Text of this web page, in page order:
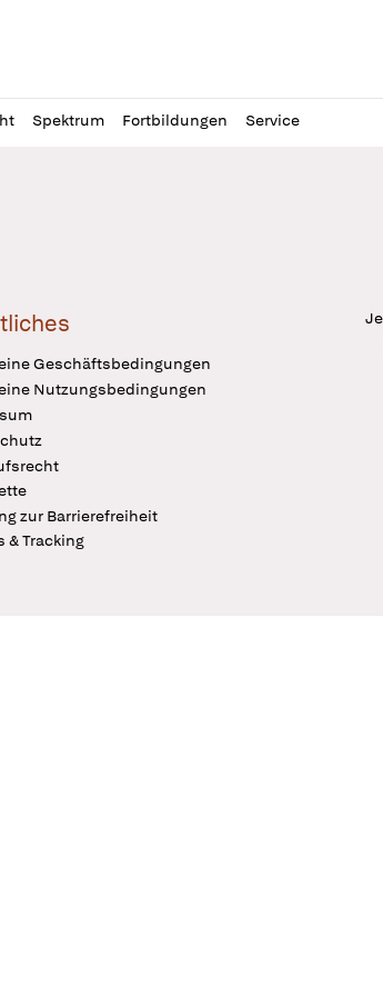
Spektrum Fortbildungen Service
Geschäftsbedingungen
Nutzungsbedingungen
zur Barrierefreiheit
& Tracking